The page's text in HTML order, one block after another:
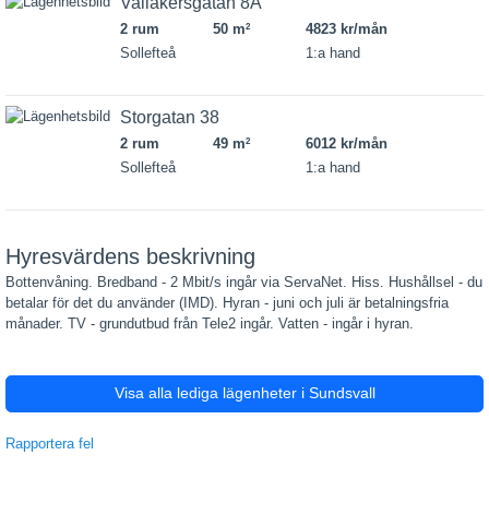
2 rum 50 m2
4823 kr/mån
Sollefteå
1:a hand
Storgatan 38
2 rum 49 m2
6012 kr/mån
Sollefteå
1:a hand
Hyresvärdens beskrivning
Bottenvåning. Bredband - 2 Mbit/s ingår via ServaNet. Hiss. Hushållsel - du
betalar för det du använder (IMD). Hyran - juni och juli är betalningsfria
månader. TV - grundutbud från Tele2 ingår. Vatten - ingår i hyran.
Visa alla lediga lägenheter i Sundsvall
Rapportera fel